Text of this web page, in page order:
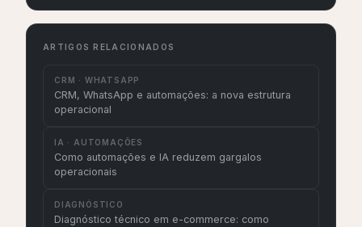
ARTIGOS RELACIONADOS
CRM · WHATSAPP
CRM, WhatsApp e automações: a nova estrutura
operacional
IA · AUTOMAÇÕES
Como automações e IA reduzem gargalos
operacionais
DIAGNÓSTICO
Diagnóstico técnico em e-commerce: como